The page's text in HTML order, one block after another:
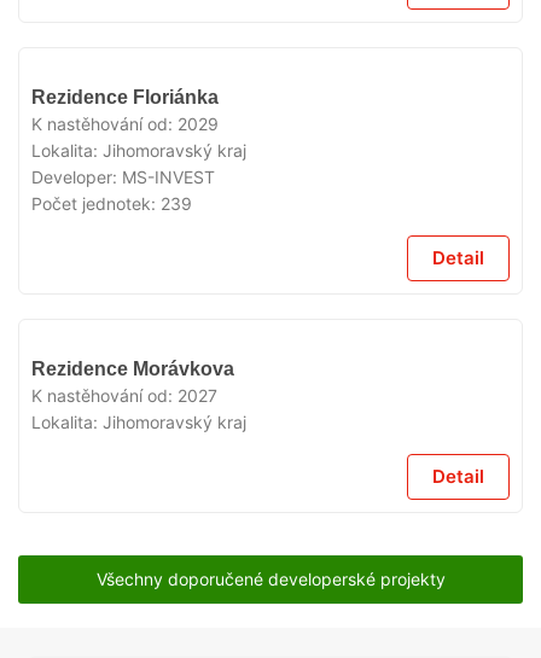
Rezidence Floriánka
K nastěhování od: 2029
Lokalita: Jihomoravský kraj
Developer: MS-INVEST
Počet jednotek: 239
Detail
Rezidence Morávkova
K nastěhování od: 2027
Lokalita: Jihomoravský kraj
Detail
Všechny doporučené developerské projekty